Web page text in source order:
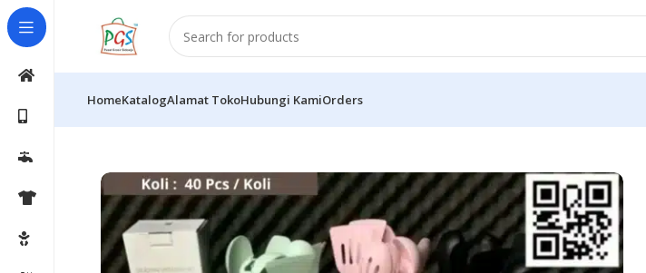
HomeKatalogAlamat TokoHubungi KamiOrders